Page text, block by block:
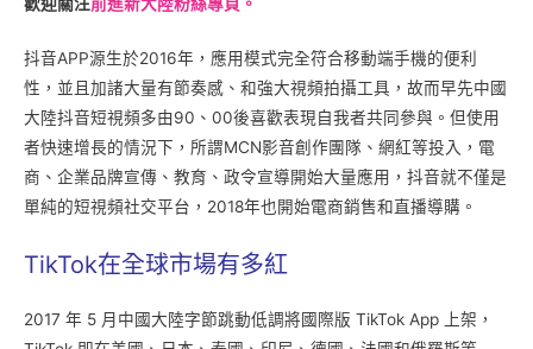
抖音APP源生於2016年，應用模式完全符合移動端手機的便利
性，並且加諸大量有節奏感、和強大視頻拍攝工具，故而早先中國
大陸抖音短視頻多由90、00後喜歡表現自我者共同參與。但使用
者快速增長的情況下，所謂MCN影音創作團隊、網紅等投入，電
商、企業品牌宣傳、教育、政令宣導開始大量應用，抖音就不僅是
單純的短視頻社交平台，2018年也開始電商銷售和直播導購。
TikTok在全球市場有多紅
2017 年 5 月中國大陸字節跳動低調將國際版 TikTok App 上架，